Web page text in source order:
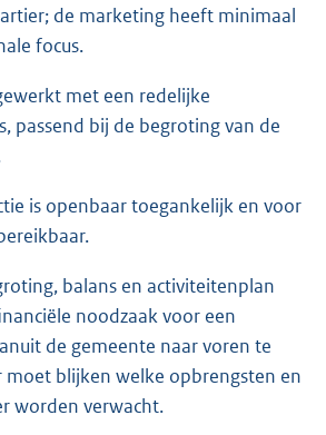
de marketing heeft minimaal
focus.
met een redelijke
passend bij de begroting van de
is openbaar toegankelijk en voor
balans en activiteitenplan
noodzaak voor een
de gemeente naar voren te
moet blijken welke opbrengsten en
worden verwacht.